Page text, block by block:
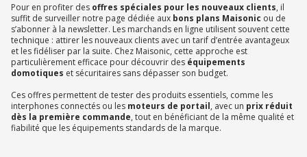
Pour en profiter des offres spéciales pour les nouveaux clients, il
suffit de surveiller notre page dédiée aux bons plans Maisonic ou de
s’abonner à la newsletter. Les marchands en ligne utilisent souvent cette
technique : attirer les nouveaux clients avec un tarif d’entrée avantageux
et les fidéliser par la suite. Chez Maisonic, cette approche est
particulièrement efficace pour découvrir des équipements
domotiques et sécuritaires sans dépasser son budget.
Ces offres permettent de tester des produits essentiels, comme les
interphones connectés ou les moteurs de portail, avec un prix réduit
dès la première commande, tout en bénéficiant de la même qualité et
fiabilité que les équipements standards de la marque.